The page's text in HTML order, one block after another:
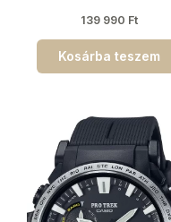
139 990 Ft
Kosárba teszem